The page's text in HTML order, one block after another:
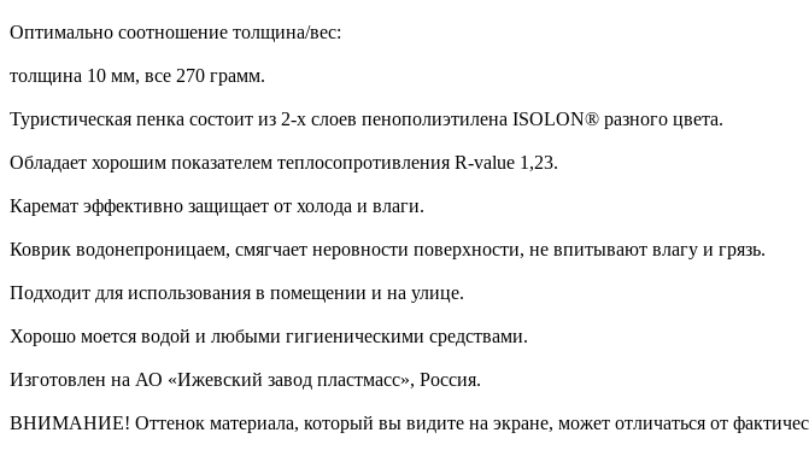
Оптимально соотношение толщина/вес:
толщина 10 мм, все 270 грамм.
Туристическая пенка состоит из 2-х слоев пенополиэтилена ISOLON® разного цвета.
Обладает хорошим показателем теплосопротивления R-value 1,23.
Каремат эффективно защищает от холода и влаги.
Коврик водонепроницаем, смягчает неровности поверхности, не впитывают влагу и грязь.
Подходит для использования в помещении и на улице.
Хорошо моется водой и любыми гигиеническими средствами.
Изготовлен на АО «Ижевский завод пластмасс», Россия.
ВНИМАНИЕ! Оттенок материала, который вы видите на экране, может отличаться от